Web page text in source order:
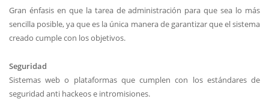
Gran énfasis en que la tarea de administración para que sea lo más
sencilla posible, ya que es la única manera de garantizar que el sistema
creado cumple con los objetivos.
Seguridad
Sistemas web o plataformas que cumplen con los estándares de
seguridad anti hackeos e intromisiones.